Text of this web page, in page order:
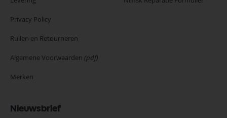
Privacy Policy
Ruilen en Retourneren
Algemene Voorwaarden (pdf)
Merken
Nieuwsbrief